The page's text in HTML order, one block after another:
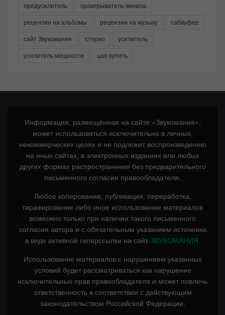
предусилитель
проигрыватель винила
рецензии на альбомы
рецензии на музыку
сабвуфер
сайт Звукомания
стерео
усилитель
усилитель мощности
цап купить
Информация, размещённая на сайте «Звукомания»,
может использоваться исключительно в личных,
некоммерческих целях и не подлежит воспроизведению
на иных сайтах, в электронных изданиях или любых
других формах распространения без предварительного
письменного согласия правообладателя.
Любое копирование, публикация, переработка,
тиражирование либо иное использование материалов
возможно только при наличии такого письменного
согласия автора и с обязательным указанием источника
в виде активной гиперссылки на сайт ЗВУКОМАНИЯ.
Использование материалов с нарушением указанных
условий будет рассматриваться как нарушение
исключительных прав правообладателя и может повлечь
ответственность в соответствии с действующим
законодательством Российской Федерации.